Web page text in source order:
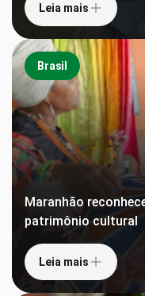
Leia mais
Brasil
Maranhão
patrimônio cultural
Leia mais